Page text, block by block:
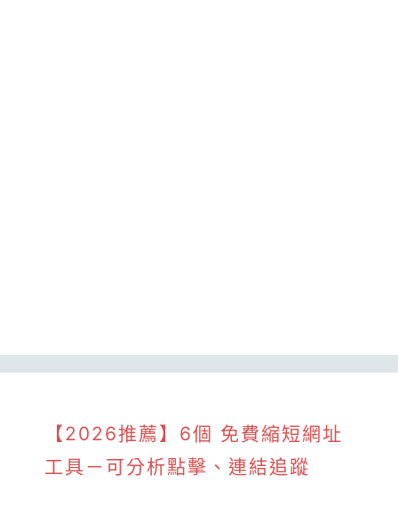
【2026推薦】6個 免費縮短網址
工具－可分析點擊、連結追蹤